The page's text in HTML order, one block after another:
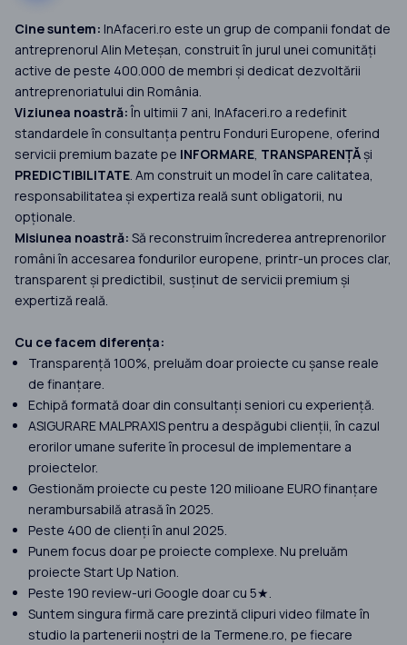
Cine suntem: InAfaceri.ro este un grup de companii fondat de
antreprenorul Alin Meteșan, construit în jurul unei comunități
active de peste 400.000 de membri și dedicat dezvoltării
antreprenoriatului din România.
Viziunea noastră:În ultimii 7 ani, InAfaceri.ro a redefinit
standardele în consultanța pentru Fonduri Europene, oferind
servicii premium bazate pe INFORMARE, TRANSPARENȚĂși
PREDICTIBILITATE. Am construit un model în care calitatea,
responsabilitatea și expertiza reală sunt obligatorii, nu
opționale.
Misiunea noastră: Să reconstruim încrederea antreprenorilor
români în accesarea fondurilor europene, printr-un proces clar,
transparent și predictibil, susținut de servicii premium și
expertiză reală.
Cu ce facem diferența:
Transparență 100%, preluăm doar proiecte cu șanse reale
de finanțare.
Echipă formată doar din consultanți seniori cu experiență.
ASIGURARE MALPRAXIS pentru a despăgubi clienții, în cazul
erorilor umane suferite în procesul de implementare a
proiectelor.
Gestionăm proiecte cu peste 120 milioane EURO finanțare
nerambursabilă atrasă în 2025.
Peste 400 de clienți în anul 2025.
Punem focus doar pe proiecte complexe. Nu preluăm
proiecte Start Up Nation.
Peste 190 review-uri Google doar cu 5★.
Suntem singura firmă care prezintă clipuri video filmate în
studio la partenerii noștri de la Termene.ro, pe fiecare